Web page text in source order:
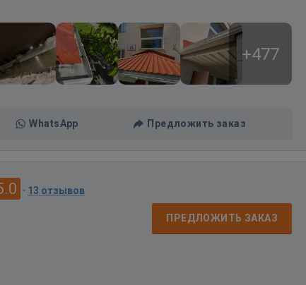
+477
WhatsApp Предложить заказ
· 13 отзывов
ПРЕДЛОЖИТЬ ЗАКАЗ